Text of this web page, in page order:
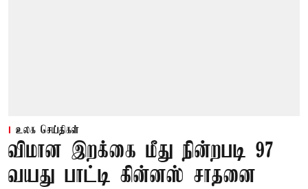
உலக செய்திகள்
விமான இறக்கை மீது நின்றபடி 97
வயது பாட்டி கின்னஸ் சாதனை